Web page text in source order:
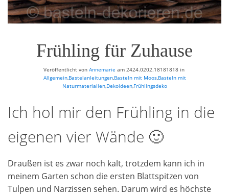
Frühling für Zuhause
Veröffentlicht von Annemarie am 2424.0202.18181818 in
Allgemein, Bastelanleitungen, Basteln mit Moos, Basteln mit
Naturmaterialien, Dekoideen, Frühlingsdeko
Ich hol mir den Frühling in die
eigenen vier Wände 🙂
Draußen ist es zwar noch kalt, trotzdem kann ich in
meinem Garten schon die ersten Blattspitzen von
Tulpen und Narzissen sehen. Darum wird es höchste